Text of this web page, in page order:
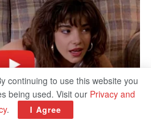
continuing to use this website you
being used. Visit our Privacy and
. I Agree